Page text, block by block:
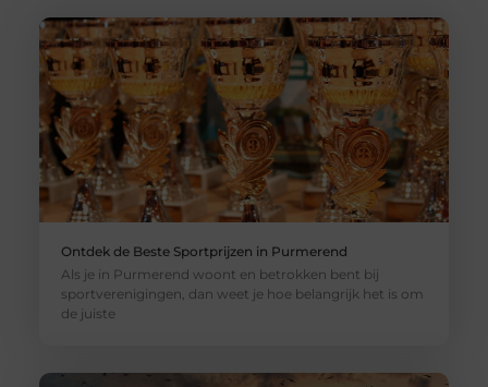
Ontdek de Beste Sportprijzen in Purmerend
Als je in Purmerend woont en betrokken bent bij
sportverenigingen, dan weet je hoe belangrijk het is om
de juiste